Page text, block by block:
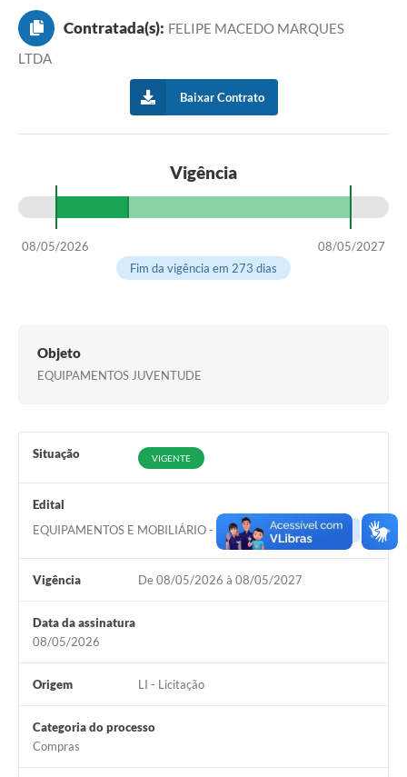
Contratada(s): FELIPE MACEDO MARQUES
LTDA
Baixar Contrato
Vigência
08/05/2026
08/05/2027
Fim da vigência em 273 dias
Objeto
EQUIPAMENTOS JUVENTUDE
Situação VIGENTE
Edital
EQUIPAMENTOS E MOBILIÁRIO - JUVENTUDE
Acessar
Vigência De 08/05/2026 à 08/05/2027
Data da assinatura
08/05/2026
Origem LI - Licitação
Categoria do processo
Compras